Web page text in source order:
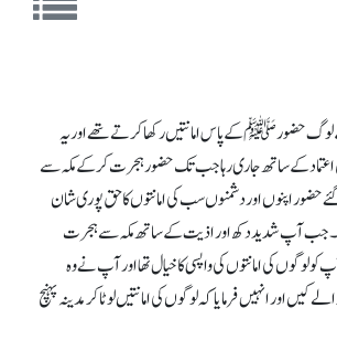
حضور ﷺ کے پاس امانتیں رکھا کرتے تھے اور یہ
کے ساتھ جاری رہا جب تک حضور ہجرت کرکے مکہ سے
حضور اپنوں اور دشمنوں سب کی امانتوں کاحق پوری شان
جب آپ شدید دکھ اور اذیت کے ساتھ مکہ سے ہجرت
لوگوں کی امانتوں کی واپسی کا خیال تھااور آپ نے وہ
اور انہیں فرمایا کہ لوگوں کی امانتیں لوٹا کر مدینہ پہنچ